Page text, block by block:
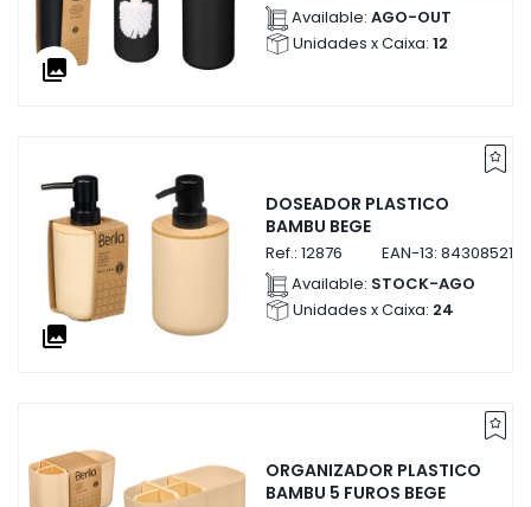
collections
Available: AGO-OUT
Unidades x Caixa: 12
collections
DOSEADOR PLASTICO
BAMBU BEGE
Ref.: 12876 EAN-13:
Available: STOCK-AGO
Unidades x Caixa: 24
ORGANIZADOR PLASTICO
BAMBU 5 FUROS BEGE